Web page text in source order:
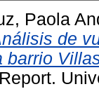
Paola
de
barrio